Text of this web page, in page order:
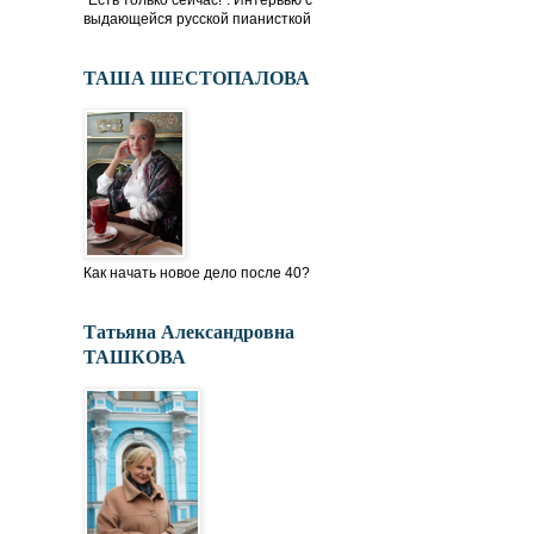
выдающейся русской пианисткой
ТАША ШЕСТОПАЛОВА
Как начать новое дело после 40?
Татьяна Александровна
ТАШКОВА